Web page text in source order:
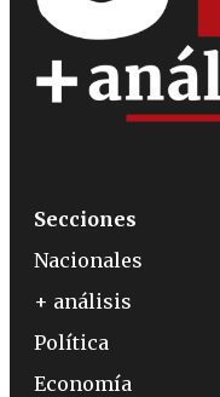
Secciones
Nacionales
+ análisis
Política
Economía